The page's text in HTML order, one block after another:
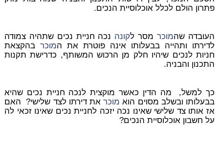
פתרון הולם לכלל אוכלוסיית הנכים.
העובדה שהמוכרמסר לקונה נכה חניית נכים שתהיה צמודה
לדירתו ותהייה בבעלותו אינה פוטרת את המוכר בהקצאת
חניות לנכים שיהיו חלק מן הרכוש המשותף, כדרישת תקנות
התכנון והבניה.
כך למשל, מה הדין כאשר מוקצית לנכה חניית נכים שהיא
בבעלותו ובשלב מסוים הוא מוכראת דירתו לצד שלישי? האם
אז אותו צד שלישי שאינו נכה יזכה לחניית נכים שאינו זכאי לה
על חשבון אוכלוסיית הנכים?